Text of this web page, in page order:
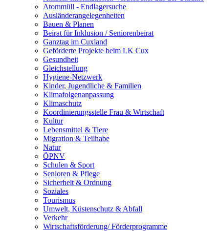
Atommüll - Endlagersuche
Ausländerangelegenheiten
Bauen & Planen
Beirat für Inklusion / Seniorenbeirat
Ganztag im Cuxland
Geförderte Projekte beim LK Cux
Gesundheit
Gleichstellung
Hygiene-Netzwerk
Kinder, Jugendliche & Familien
Klimafolgenanpassung
Klimaschutz
Koordinierungsstelle Frau & Wirtschaft
Kultur
Lebensmittel & Tiere
Migration & Teilhabe
Natur
ÖPNV
Schulen & Sport
Senioren & Pflege
Sicherheit & Ordnung
Soziales
Tourismus
Umwelt, Küstenschutz & Abfall
Verkehr
Wirtschaftsförderung/ Förderprogramme